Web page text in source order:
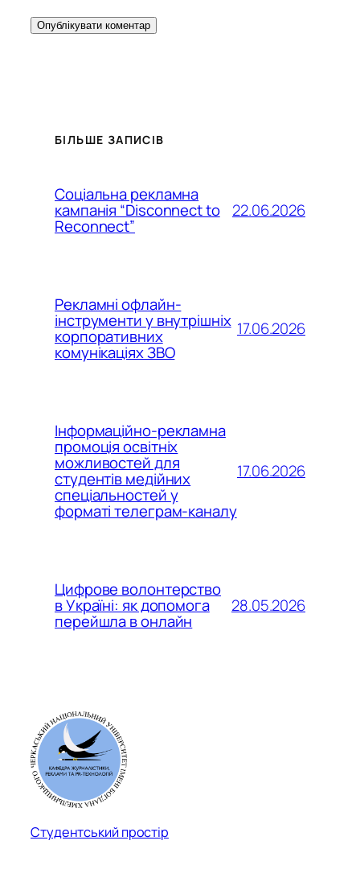
БІЛЬШЕ ЗАПИСІВ
Соціальна рекламна
кампанія “Disconnect to
Reconnect”
22.06.2026
Рекламні офлайн-
інструменти у внутрішніх
корпоративних
комунікаціях ЗВО
17.06.2026
Інформаційно-рекламна
промоція освітніх
можливостей для
студентів медійних
спеціальностей у
форматі телеграм-каналу
17.06.2026
Цифрове волонтерство
в Україні: як допомога
перейшла в онлайн
28.05.2026
Студентський простір